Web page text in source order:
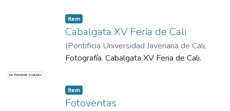
Carlos César Puyana, es el presidente de la
junta directiva de la asociación.
No Thumbnail Available
Item
Cabalgata XV Feria de Cali
(Pontificia Universidad Javeriana de Cali,
1972)El País, Cali
Fotografía. Cabalgata XV Feria de Cali.
Item
Fotoventas